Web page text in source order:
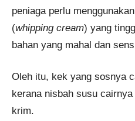
peniaga perlu
(whipping cream) yang
bahan yang mahal dan
Oleh itu, kek yang sosnya
kerana nisbah susu
krim.